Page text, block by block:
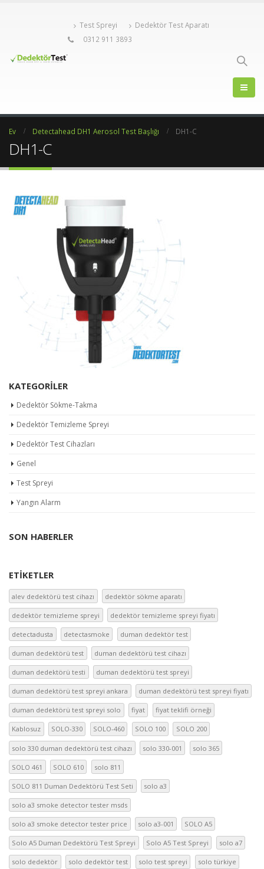
Test Spreyi
Dedektör Test Aparatı
0312 911 3893
Ev Detectahead DH1 Aerosol Test Başlığı DH1-C
DH1-C
KATEGORILER
Dedektör Sökme-Takma
Dedektör Temizleme Spreyi
Dedektör Test Cihazları
Genel
Test Spreyi
Yangın Alarm
SON HABERLER
ETIKETLER
alev dedektörü test cihazı dedektör sökme aparatı
dedektör temizleme spreyi dedektör temizleme spreyi fiyatı
detectadusta detectasmoke duman dedektör test
duman dedektörü test duman dedektörü test cihazı
duman dedektörü testi duman dedektörü test spreyi
duman dedektörü test spreyi ankara duman dedektörü test spreyi fiyatı
duman dedektörü test spreyi solo fiyat fiyat teklifi örneği
Kablosuz SOLO-330 SOLO-460 SOLO 100 SOLO 200
solo 330 duman dedektörü test cihazı solo 330-001 solo 365
SOLO 461 SOLO 610 solo 811
SOLO 811 Duman Dedektörü Test Seti solo a3
solo a3 smoke detector tester msds
solo a3 smoke detector tester price solo a3-001 SOLO A5
Solo A5 Duman Dedektörü Test Spreyi Solo A5 Test Spreyi solo a7
solo dedektör solo dedektör test solo test spreyi solo türkiye